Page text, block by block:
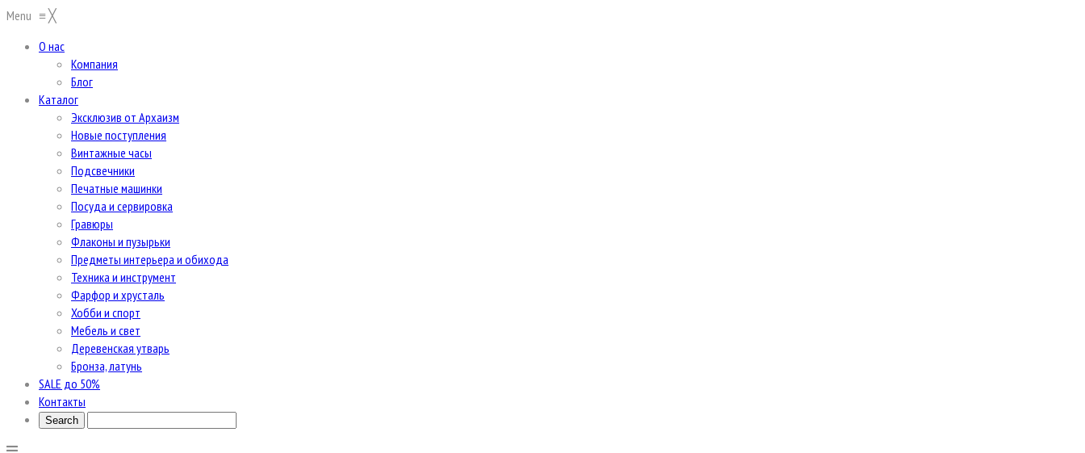
Menu ≡╳
О нас
Компания
Блог
Каталог
Эксклюзив от Архаизм
Новые поступления
Винтажные часы
Подсвечники
Печатные машинки
Посуда и сервировка
Гравюры
Флаконы и пузырьки
Предметы интерьера и обихода
Техника и инструмент
Фарфор и хрусталь
Хобби и спорт
Мебель и свет
Деревенская утварь
Бронза, латунь
SALE до 50%
Контакты